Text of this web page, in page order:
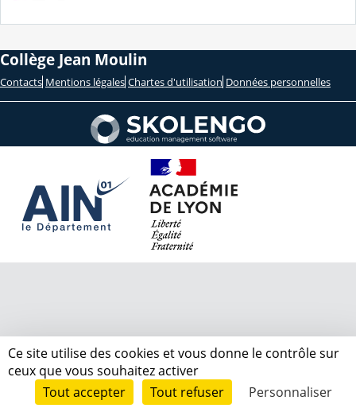
Collège Jean Moulin
Contacts Mentions légales Chartes d'utilisation Données personnelles
Ce site utilise des cookies et vous donne le contrôle sur
ceux que vous souhaitez activer
Tout accepter
Tout refuser Personnaliser